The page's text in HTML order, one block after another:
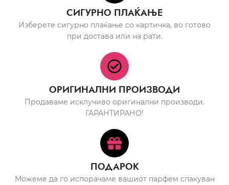
СИГУРНО ПЛАЌАЊЕ
Изберете сигурно плаќање со картичка, во готово
при достава или на рати.
ОРИГИНАЛНИ ПРОИЗВОДИ
Продаваме исклучиво оригинални производи.
ГАРАНТИРАНО!
ПОДАРОК
Можеме да го испорачаме вашиот парфем спакуван